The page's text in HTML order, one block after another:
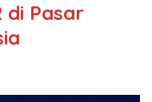
di Pasar